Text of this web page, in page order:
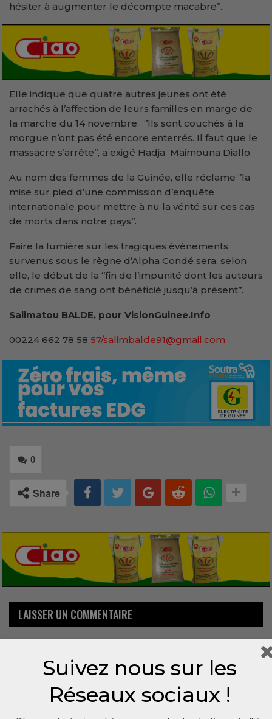
hésiter à augmenter le décompte macabre’’.
Elle indique que quatre autres jeunes ont été
arrachés à l’affection de leurs familles en marge de
la marche du 14 novembre. ‘’Ils sont couchés à la
morgue n’ont pas été encore enterrés. Il faut que le
massacre s’arrête’’, a exigé Hadja Maimouna Diallo.
Au nom des femmes de la Guinée, elle réclame ‘’la
mise sur pied d’une commission d’enquête
internationale pour mettre à nu la vérité sur ces cas
de morts dans notre pays’’.
Faire la lumière sur les tragiques évènements
survenus sous le règne d’Alpha Condé sera, selon
elle, le début de la ‘’fin de l’impunité dont les auteurs
de crimes de sang ont bénéficié jusqu’à présent’’.
Salimatou BALDE, pour VisionGuinee.Info
00224 662 78 58 57/salimbalde91@gmail.com
0
Share
LAISSER UN COMMENTAIRE
Votre adresse email ne sera pas publiée.
Suivez nous sur les
Réseaux sociaux !